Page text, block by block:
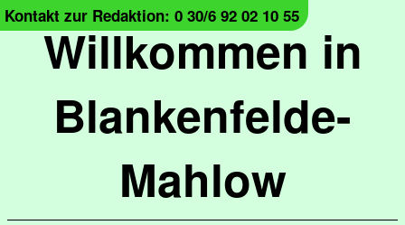
Willkommen in
Blankenfelde-
Mahlow
Kontakt zur Redaktion: 0 30/6 92 02 10 55